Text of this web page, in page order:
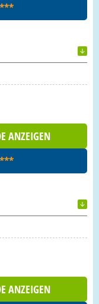
ANZEIGEN
ANZEIGEN